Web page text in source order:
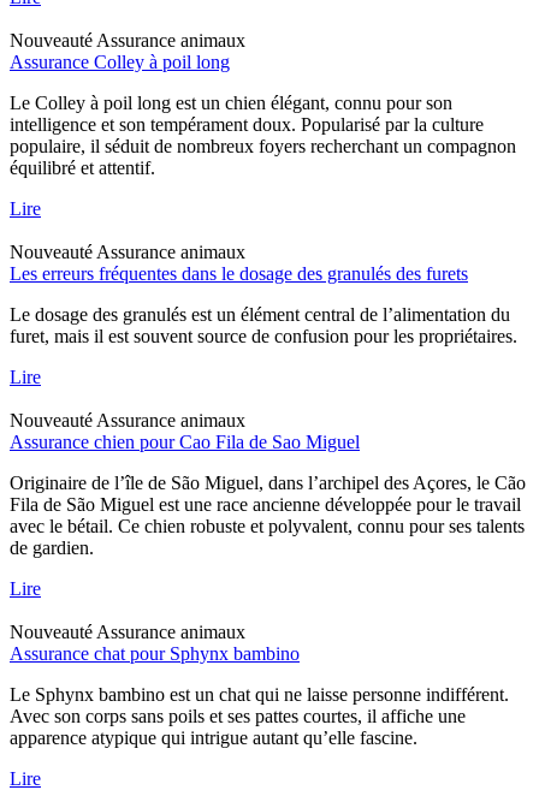
Nouveauté Assurance animaux
Assurance Colley à poil long
Le Colley à poil long est un chien élégant, connu pour son
intelligence et son tempérament doux. Popularisé par la culture
populaire, il séduit de nombreux foyers recherchant un compagnon
équilibré et attentif.
Lire
Nouveauté Assurance animaux
Les erreurs fréquentes dans le dosage des granulés des furets
Le dosage des granulés est un élément central de l’alimentation du
furet, mais il est souvent source de confusion pour les propriétaires.
Lire
Nouveauté Assurance animaux
Assurance chien pour Cao Fila de Sao Miguel
Originaire de l’île de São Miguel, dans l’archipel des Açores, le Cão
Fila de São Miguel est une race ancienne développée pour le travail
avec le bétail. Ce chien robuste et polyvalent, connu pour ses talents
de gardien.
Lire
Nouveauté Assurance animaux
Assurance chat pour Sphynx bambino
Le Sphynx bambino est un chat qui ne laisse personne indifférent.
Avec son corps sans poils et ses pattes courtes, il affiche une
apparence atypique qui intrigue autant qu’elle fascine.
Lire